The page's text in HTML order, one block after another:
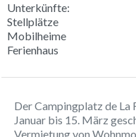
Unterkünfte:
Stellplätze
Mobilheime
Ferienhaus
Der Campingplatz de La
Januar bis 15. März
Vermietung von